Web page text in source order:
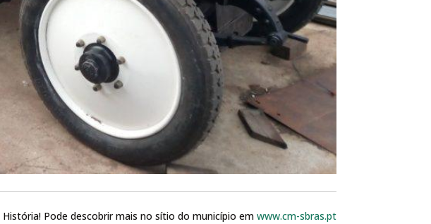
Pode descobrir mais no sítio do município em www.cm-sbras.pt